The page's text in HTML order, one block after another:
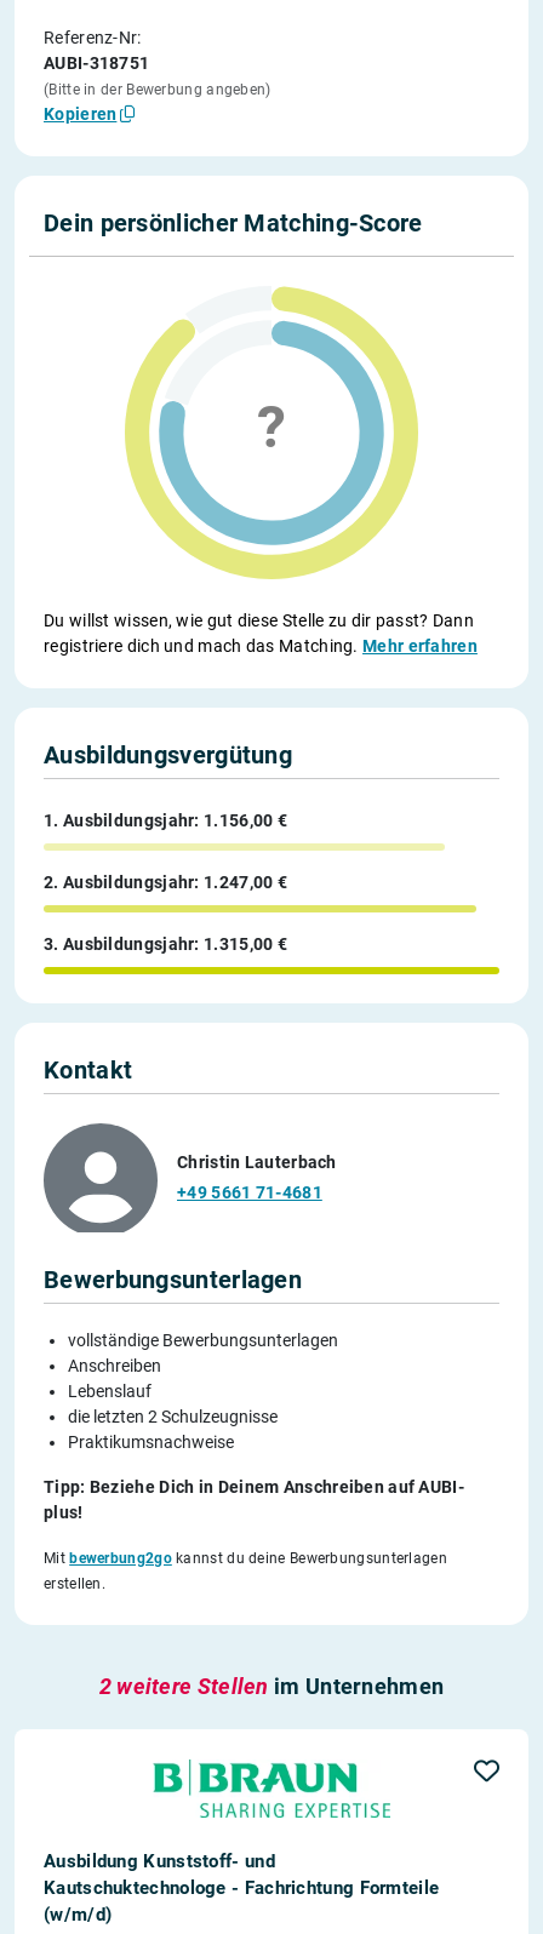
Referenz-Nr:
AUBI-318751
(Bitte in der Bewerbung angeben)
Kopieren
Dein persönlicher Matching-Score
Du willst wissen, wie gut diese Stelle zu dir passt? Dann
registriere dich und mach das Matching.Mehr erfahren
Ausbildungsvergütung
1. Ausbildungsjahr: 1.156,00 €
2. Ausbildungsjahr: 1.247,00 €
3. Ausbildungsjahr: 1.315,00 €
Kontakt
Christin Lauterbach
+49 5661 71-4681
Bewerbungsunterlagen
vollständige Bewerbungsunterlagen
Anschreiben
Lebenslauf
die letzten 2 Schulzeugnisse
Praktikumsnachweise
Tipp: Beziehe Dich in Deinem Anschreiben auf AUBI-
plus!
Mit bewerbung2gokannst du deine Bewerbungsunterlagen
erstellen.
2 weitere Stellen im Unternehmen
Ausbildung Kunststoff- und
Kautschuktechnologe - Fachrichtung Formteile
(w/m/d)